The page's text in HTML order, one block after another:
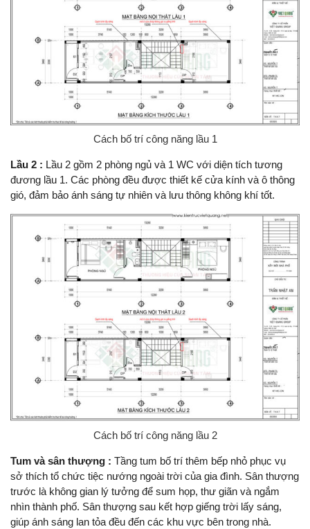
Cách bố trí công năng lầu 1
Lầu 2 : Lầu 2 gồm 2 phòng ngủ và 1 WC với diện tích tương
đương lầu 1. Các phòng đều được thiết kế cửa kính và ô thông
gió, đảm bảo ánh sáng tự nhiên và lưu thông không khí tốt.
Cách bố trí công năng lầu 2
Tum và sân thượng : Tầng tum bố trí thêm bếp nhỏ phục vụ
sở thích tổ chức tiệc nướng ngoài trời của gia đình. Sân thượng
trước là không gian lý tưởng để sum họp, thư giãn và ngắm
nhìn thành phố. Sân thượng sau kết hợp giếng trời lấy sáng,
giúp ánh sáng lan tỏa đều đến các khu vực bên trong nhà.